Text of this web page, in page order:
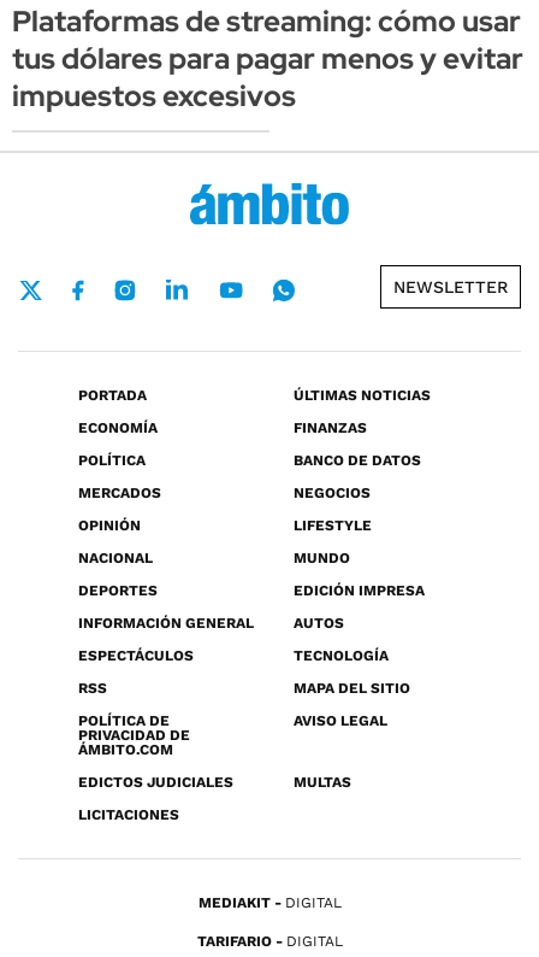
Plataformas de streaming: cómo usar
tus dólares para pagar menos y evitar
impuestos excesivos
NEWSLETTER
PORTADA
ÚLTIMAS NOTICIAS
ECONOMÍA
FINANZAS
POLÍTICA
BANCO DE DATOS
MERCADOS
NEGOCIOS
OPINIÓN
LIFESTYLE
NACIONAL
MUNDO
DEPORTES
EDICIÓN IMPRESA
INFORMACIÓN GENERAL
AUTOS
ESPECTÁCULOS
TECNOLOGÍA
RSS
MAPA DEL SITIO
POLÍTICA DE
PRIVACIDAD DE
ÁMBITO.COM
AVISO LEGAL
EDICTOS JUDICIALES
MULTAS
LICITACIONES
MEDIAKIT DIGITAL
TARIFARIO DIGITAL